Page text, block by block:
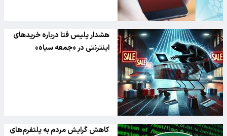
هشدار پلیس فتا درباره خریدهای
اینترنتی در «جمعه سیاه»
کاهش گرایش مردم به پلتفرم‌های